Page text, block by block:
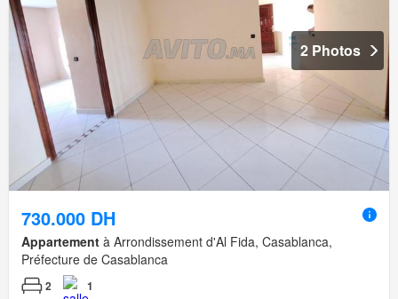
2 Photos
730.000 DH
Appartement à Arrondissement d'Al Fida, Casablanca,
Préfecture de Casablanca
2 1